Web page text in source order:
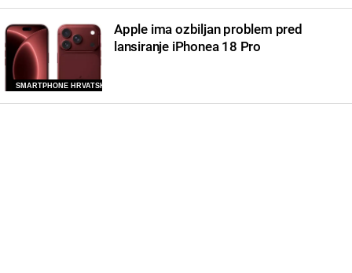
SMARTPHONE HRVATSKA
Apple ima ozbiljan problem pred
lansiranje iPhonea 18 Pro